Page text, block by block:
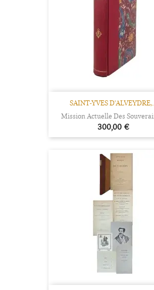
SAINT-YVES
Mission Actuelle Des
Prix
300,00 €